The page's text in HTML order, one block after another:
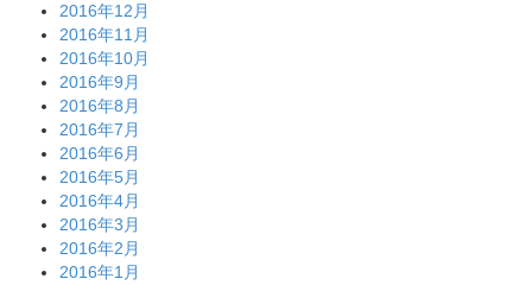
2016年12月
2016年11月
2016年10月
2016年9月
2016年8月
2016年7月
2016年6月
2016年5月
2016年4月
2016年3月
2016年2月
2016年1月